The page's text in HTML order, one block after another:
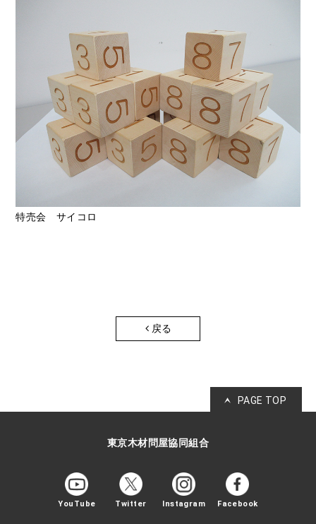
特売会 サイコロ
戻る
PAGE TOP
東京木材問屋協同組合
YouTube Twitter Instagram Facebook